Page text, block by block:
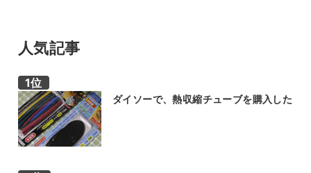
人気記事
ダイソーで、熱収縮チューブを購入した